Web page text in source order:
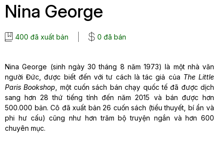
Nina George
400 đã xuất bản 0 đã bán
Nina George (sinh ngày 30 tháng 8 năm 1973) là một nhà văn
người Đức, được biết đến với tư cách là tác giả của The Little
Paris Bookshop , một cuốn sách bán chạy quốc tế đã được dịch
sang hơn 28 thứ tiếng tính đến năm 2015 và bán được hơn
500.000 bản. Cô đã xuất bản 26 cuốn sách (tiểu thuyết, bí ẩn và
phi hư cấu) cũng như hơn trăm bộ truyện ngắn và hơn 600
chuyên mục.